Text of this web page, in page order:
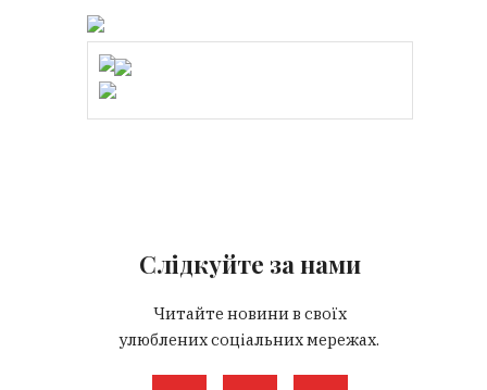
Слідкуйте за нами
Читайте новини в своїх
улюблених соціальних мережах.